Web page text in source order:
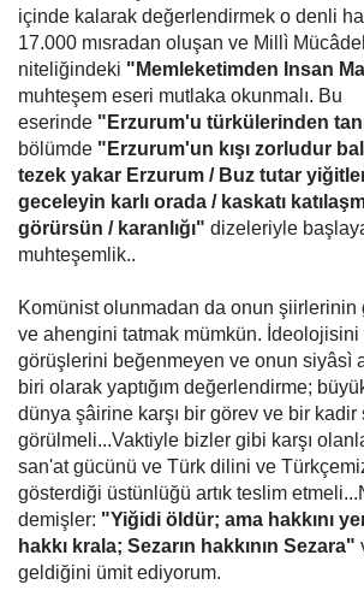
içinde kalarak değerlendirmek o denli
17.000 mısradan oluşan ve Millì
niteliğindeki "Memleketimden Insan
muhteşem eseri mutlaka okunmalı. Bu
eserinde "Erzurum'u türkülerinden
bölümde "Erzurum'un kışı zorludur
tezek yakar Erzurum / Buz tutar
geceleyin karlı orada / kaskatı
görürsün / karanlığı" dizeleriyle
muhteşemlik..
Komünist olunmadan da onun şiirlerinin
ve ahengini tatmak mümkün. İdeolojisini
görüşlerini beğenmeyen ve onun siyâsì
biri olarak yaptığım değerlendirme;
dünya şâirine karşı bir görev ve bir kadir
görülmeli...Vaktiyle bizler gibi karşı
san'at gücünü ve Türk dilini ve
gösterdiği üstünlüğü artık teslim
demişler: "Yiğidi öldür; ama hakkını
hakkı krala; Sezarın hakkının Sezara"
geldiğini ümit ediyorum.